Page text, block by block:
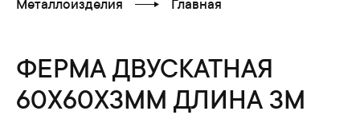
Металлоизделия
Главная
ФЕРМА ДВУСКАТНАЯ
60X60X3ММ ДЛИНА 3М